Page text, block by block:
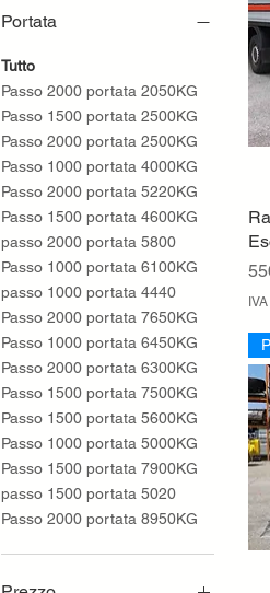
Portata
Tutto
Passo 2000 portata 2050KG
Passo 1500 portata 2500KG
Passo 2000 portata 2500KG
Passo 1000 portata 4000KG
Passo 2000 portata 5220KG
Passo 1500 portata 4600KG
passo 2000 portata 5800
Passo 1000 portata 6100KG
passo 1000 portata 4440
Passo 2000 portata 7650KG
Passo 1000 portata 6450KG
Passo 2000 portata 6300KG
Passo 1500 portata 7500KG
Passo 1500 portata 5600KG
Passo 1000 portata 5000KG
Passo 1500 portata 7900KG
passo 1500 portata 5020
Passo 2000 portata 8950KG